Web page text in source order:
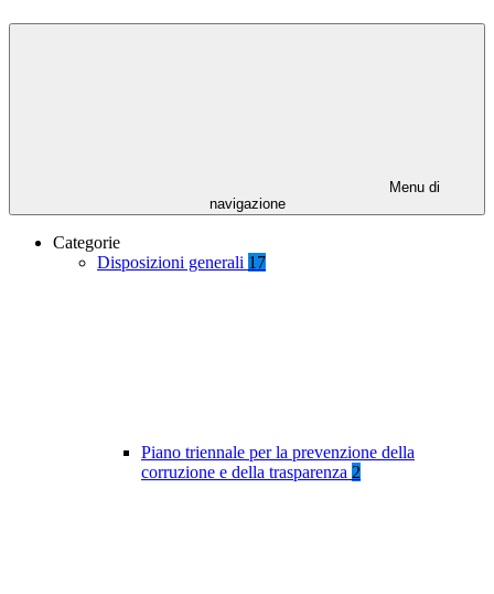
Menu di
navigazione
Categorie
Disposizioni generali 17
Piano triennale per la prevenzione della
corruzione e della trasparenza 2